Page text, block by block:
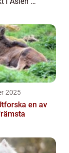
2025
en av